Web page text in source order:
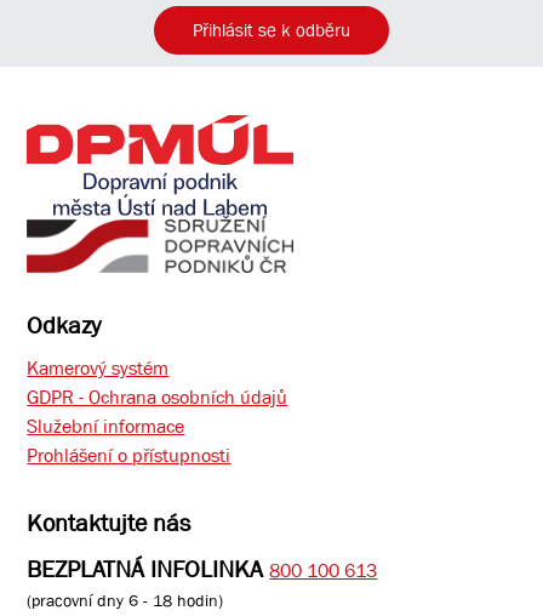
Přihlásit se k odběru
Odkazy
Kamerový systém
GDPR - Ochrana osobních údajů
Služební informace
Prohlášení o přístupnosti
Kontaktujte nás
BEZPLATNÁ INFOLINKA 800 100 613
(pracovní dny 6 - 18 hodin)